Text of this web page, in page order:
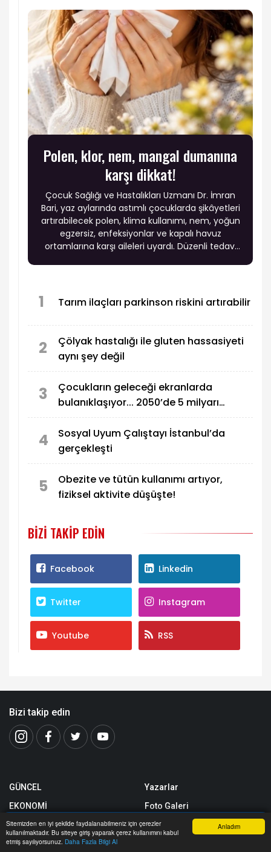
Anladım
Sitemizden en iyi şekilde faydalanabilmeniz için çerezler
kullanılmaktadır. Bu siteye giriş yaparak çerez kullanımını kabul
etmiş sayılıyorsunuz. Daha Fazla Bilgi Al
Polen, klor, nem, mangal dumanına
karşı dikkat!
Çocuk Sağlığı ve Hastalıkları Uzmanı Dr. İmran
Bari, yaz aylarında astımlı çocuklarda şikâyetleri
artırabilecek polen, klima kullanımı, nem, yoğun
egzersiz, enfeksiyonlar ve kapalı havuz
ortamlarına karşı aileleri uyardı. Düzenli tedavi
1 Tarım ilaçları parkinson riskini artırabilir
2
Çölyak hastalığı ile gluten hassasiyeti
aynı şey değil
3
Çocukların geleceği ekranlarda
bulanıklaşıyor... 2050’de 5 milyarı
4
Sosyal Uyum Çalıştayı İstanbul’da
gerçekleşti
5
Obezite ve tütün kullanımı artıyor,
fiziksel aktivite düşüşte!
BIZI TAKIP EDIN
Facebook Linkedin
Twitter Instagram
Youtube RSS
Bizi takip edin
GÜNCEL
EKONOMİ
SEKTÖREL
RÖPORTAJLAR
Yazarlar
Foto Galeri
Video Galeri
Anasayfa Yazarlar Haber Ara İhbar Hattı Menu